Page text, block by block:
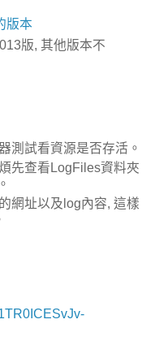
版本
版, 其他版本不
測試看資源是否存活。
先查看LogFiles資料夾
網址以及log內容, 這樣